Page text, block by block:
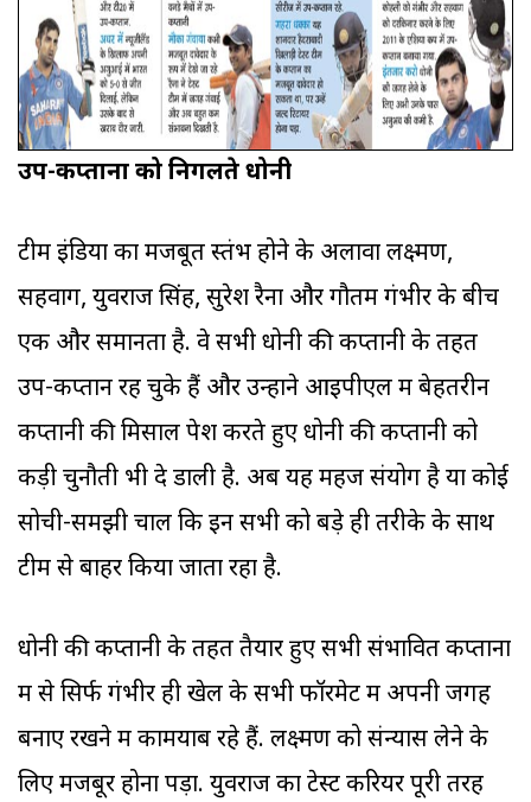
उप-कप्तानों को निगलते धोनी
टीम इंडिया का मजबूत स्तंभ होने के अलावा लक्ष्मण,
सहवाग, युवराज सिंह, सुरेश रैना और गौतम गंभीर के बीच
एक और समानता है. वे सभी धोनी की कप्तानी के तहत
उप-कप्तान रह चुके हैं और उन्होंने आइपीएल में बेहतरीन
कप्तानी की मिसाल पेश करते हुए धोनी की कप्तानी को
कड़ी चुनौती भी दे डाली है. अब यह महज संयोग है या कोई
सोची-समझी चाल कि इन सभी को बड़े ही तरीके के साथ
टीम से बाहर किया जाता रहा है.
धोनी की कप्तानी के तहत तैयार हुए सभी संभावित कप्तानों
में से सिर्फ गंभीर ही खेल के सभी फॉरमेट में अपनी जगह
बनाए रखने में कामयाब रहे हैं. लक्ष्मण को संन्यास लेने के
लिए मजबूर होना पड़ा. युवराज का टेस्ट करियर पूरी तरह